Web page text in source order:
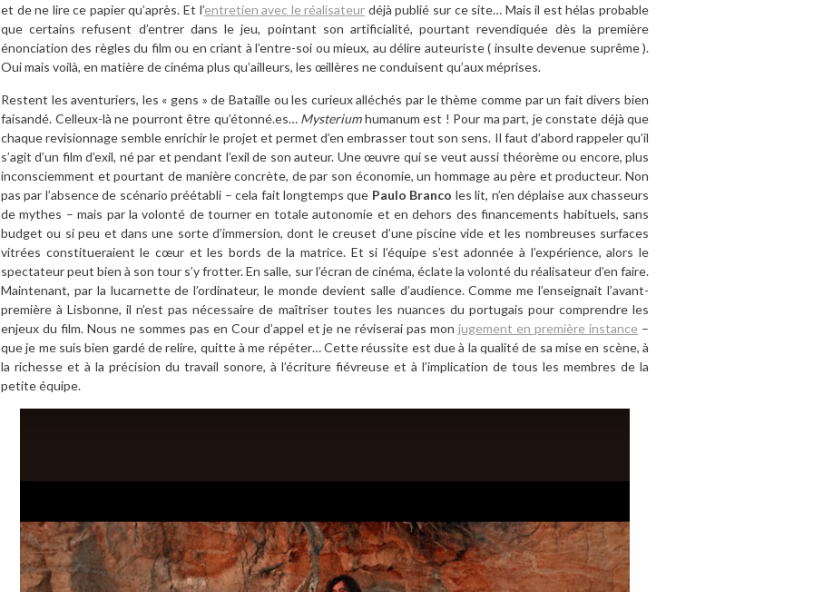
et de ne lire ce papier qu’après. Et l’entretien avec le réalisateur déjà publié sur ce site… Mais il est hélas probable
que certains refusent d’entrer dans le jeu, pointant son artificialité, pourtant revendiquée dès la première
énonciation des règles du film ou en criant à l’entre-soi ou mieux, au délire auteuriste ( insulte devenue suprême ).
Oui mais voilà, en matière de cinéma plus qu’ailleurs, les œillères ne conduisent qu’aux méprises.
Restent les aventuriers, les « gens » de Bataille ou les curieux alléchés par le thème comme par un fait divers bien
faisandé. Celleux-là ne pourront être qu’étonné.es… Mysteriumhumanum est ! Pour ma part, je constate déjà que
chaque revisionnage semble enrichir le projet et permet d’en embrasser tout son sens. Il faut d’abord rappeler qu’il
s’agit d’un film d’exil, né par et pendant l’exil de son auteur. Une œuvre qui se veut aussi théorème ou encore, plus
inconsciemment et pourtant de manière concrète, de par son économie, un hommage au père et producteur. Non
pas par l’absence de scénario préétabli – cela fait longtemps que Paulo Branco les lit, n’en déplaise aux chasseurs
de mythes – mais par la volonté de tourner en totale autonomie et en dehors des financements habituels, sans
budget ou si peu et dans une sorte d’immersion, dont le creuset d’une piscine vide et les nombreuses surfaces
vitrées constitueraient le cœur et les bords de la matrice. Et si l’équipe s’est adonnée à l’expérience, alors le
spectateur peut bien à son tour s’y frotter. En salle, sur l’écran de cinéma, éclate la volonté du réalisateur d’en faire.
Maintenant, par la lucarnette de l’ordinateur, le monde devient salle d’audience. Comme me l’enseignait l’avant-
première à Lisbonne, il n’est pas nécessaire de maîtriser toutes les nuances du portugais pour comprendre les
enjeux du film. Nous ne sommes pas en Cour d’appel et je ne réviserai pas monjugement en première instance –
que je me suis bien gardé de relire, quitte à me répéter… Cette réussite est due à la qualité de sa mise en scène, à
la richesse et à la précision du travail sonore, à l’écriture fiévreuse et à l’implication de tous les membres de la
petite équipe.